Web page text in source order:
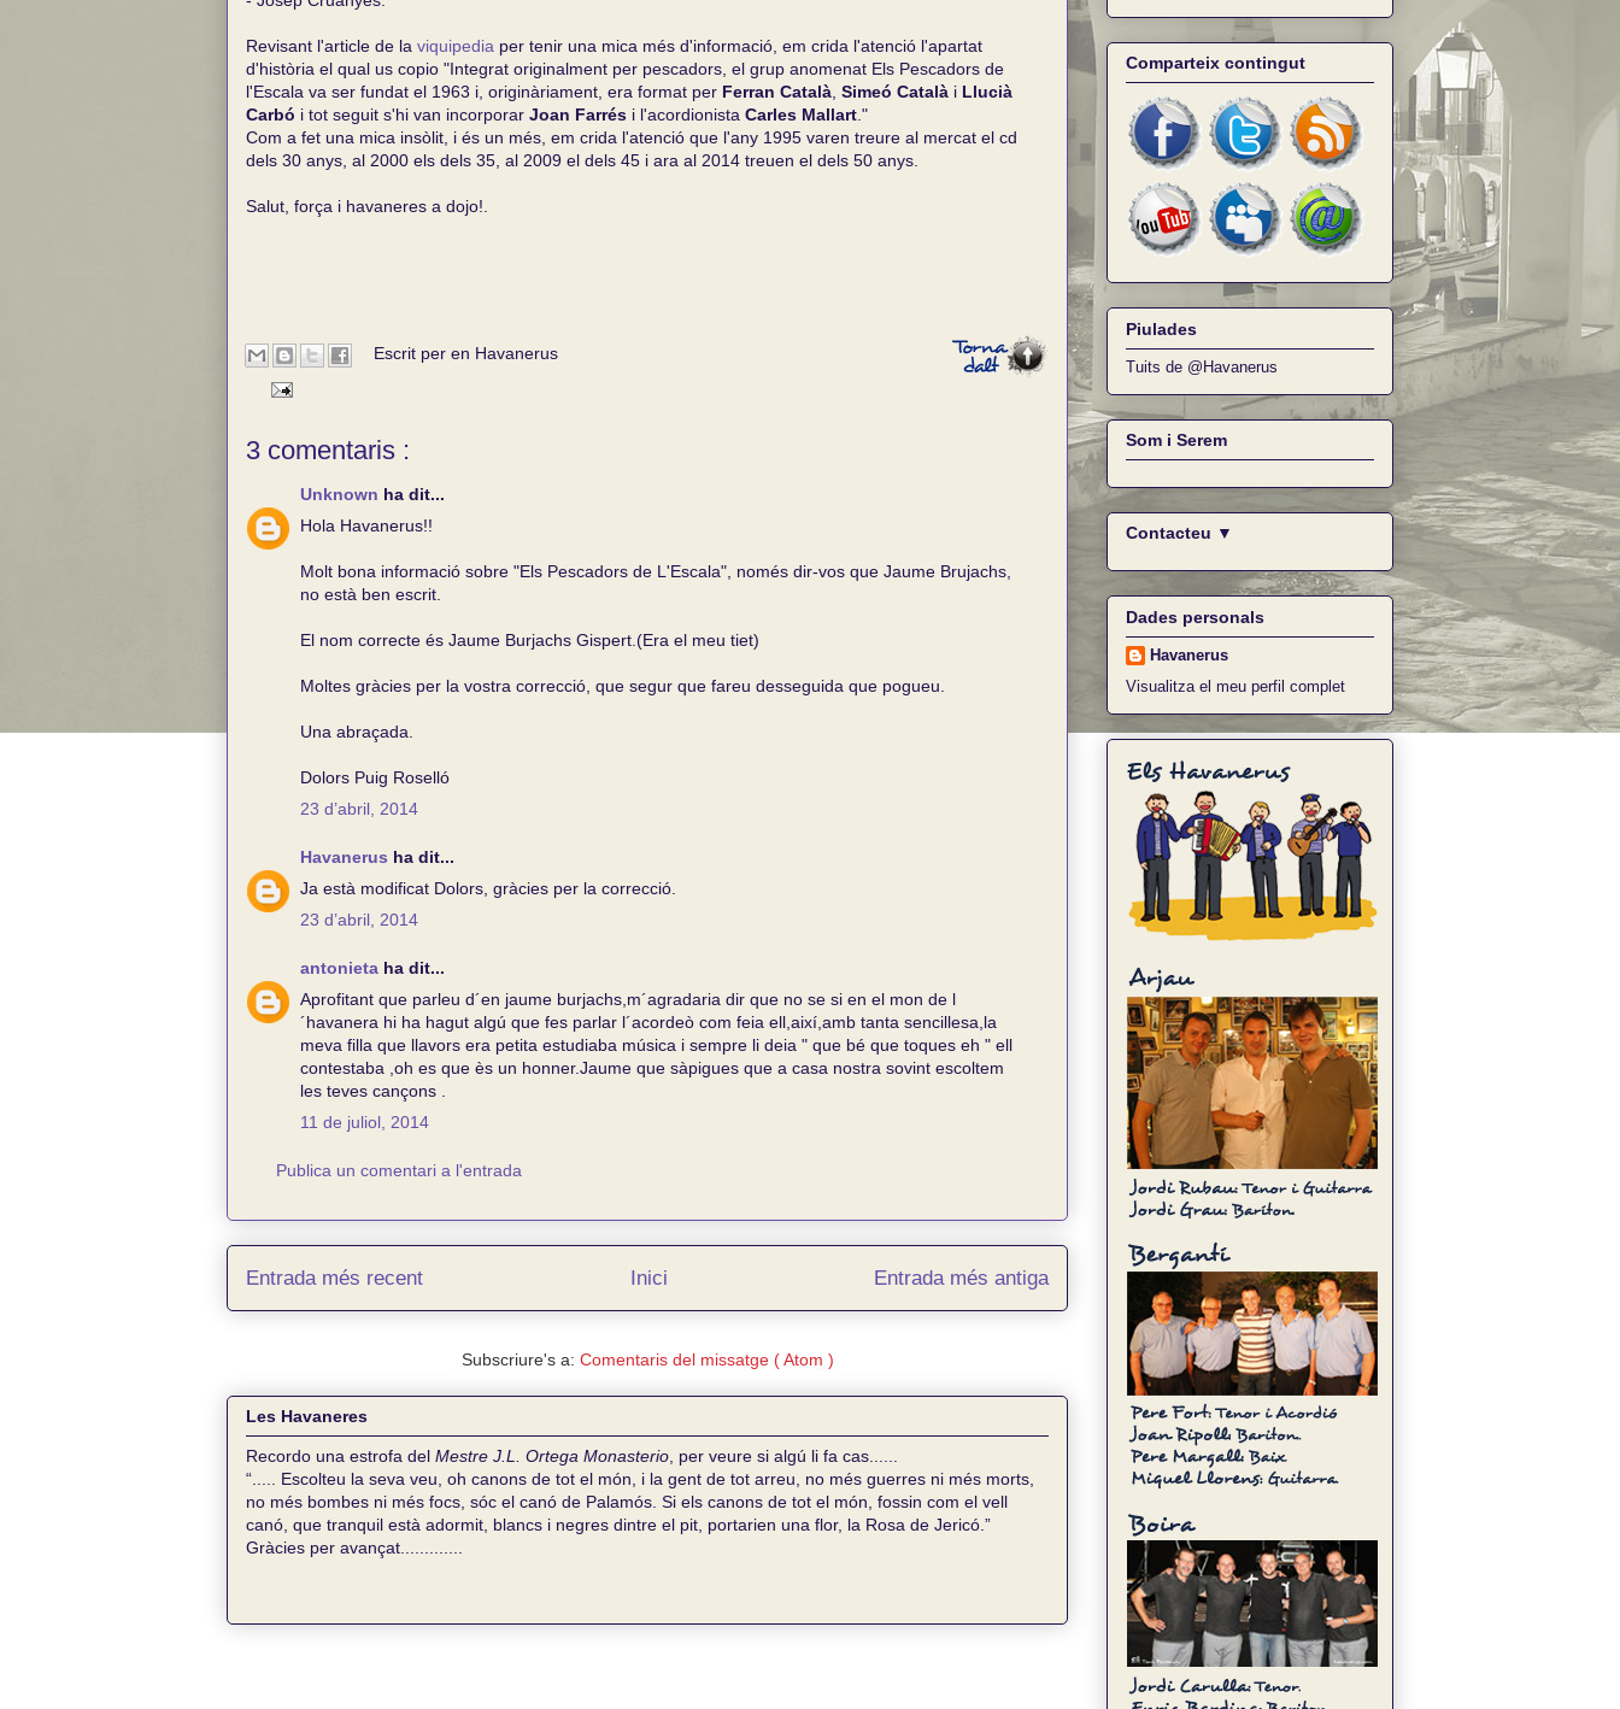
Revisant l'article de la viquipedia per tenir una mica més d'informació, em crida l'atenció l'apartat
d'història el qual us copio "Integrat originalment per pescadors, el grup anomenat Els Pescadors de
l'Escala va ser fundat el 1963 i, originàriament, era format per Ferran Català Simeó Català i Llucià
Carbó i tot seguit s'hi van incorporar Joan Farrés i l'acordionista Carles Mallart ."
Com a fet una mica insòlit, i és un més, em crida l'atenció que l'any 1995 varen treure al mercat el cd
dels 30 anys, al 2000 els dels 35, al 2009 el dels 45 i ara al 2014 treuen el dels 50 anys.
Salut, força i havaneres a dojo!.
Escrit per en Havanerus
3 comentaris :
Unknown ha dit...
Hola Havanerus!!
Molt bona informació sobre "Els Pescadors de L'Escala", només dir-vos que Jaume Brujachs,
no està ben escrit.
El nom correcte és Jaume Burjachs Gispert.(Era el meu tiet)
Moltes gràcies per la vostra correcció, que segur que fareu desseguida que pogueu.
Una abraçada.
Dolors Puig Roselló
23 d’abril, 2014
Havanerus ha dit...
Ja està modificat Dolors, gràcies per la correcció.
23 d’abril, 2014
antonieta ha dit...
Aprofitant que parleu d´en jaume burjachs,m´agradaria dir que no se si en el mon de l
´havanera hi ha hagut algú que fes parlar l´acordeò com feia ell,així,amb tanta sencillesa,la
meva filla que llavors era petita estudiaba música i sempre li deia " que bé que toques eh " ell
contestaba ,oh es que ès un honner.Jaume que sàpigues que a casa nostra sovint escoltem
les teves cançons .
11 de juliol, 2014
Publica un comentari a l'entrada
Entrada més recent Entrada més antiga
Inici
Subscriure's a: Comentaris del missatge ( Atom )
Les Havaneres
Recordo una estrofa del Mestre J.L. Ortega Monasterio , per veure si algú li fa cas......
“..... Escolteu la seva veu, oh canons de tot el món, i la gent de tot arreu, no més guerres ni més morts,
no més bombes ni més focs, sóc el canó de Palamós. Si els canons de tot el món, fossin com el vell
canó, que tranquil està adormit, blancs i negres dintre el pit, portarien una flor, la Rosa de Jericó.”
Gràcies per avançat.............
Comparteix contingut
Piulades
Tuits de @Havanerus
Som i Serem
Contacteu ▼
Dades personals
Havanerus
Visualitza el meu perfil complet